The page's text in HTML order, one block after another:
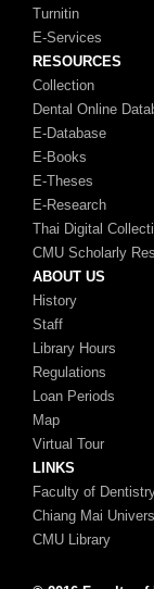
Turnitin
E-Services
RESOURCES
Collection
Dental Online
E-Database
E-Books
E-Theses
E-Research
Thai Digital
CMU Scholarly
ABOUT US
History
Staff
Library Hours
Regulations
Loan Periods
Map
Virtual Tour
LINKS
Faculty of
Chiang Mai
CMU Library